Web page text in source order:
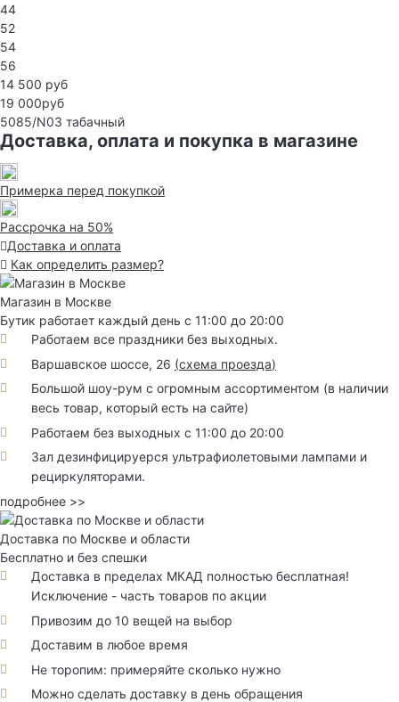
44
52
54
56
14 500 руб
19 000руб
5085/N03 табачный
Доставка, оплата и покупка в магазине
Примерка перед покупкой
Рассрочка на 50%
Доставка и оплата
Как определить размер?
Магазин в Москве
Бутик работает каждый день с 11:00 до 20:00
Работаем все праздники без выходных.
Варшавское шоссе, 26 (схема проезда)
Большой шоу-рум с огромным ассортиментом (в наличии
весь товар, который есть на сайте)
Работаем без выходных с 11:00 до 20:00
Зал дезинфицируерся ультрафиолетовыми лампами и
рециркуляторами.
подробнее >>
Доставка по Москве и области
Бесплатно и без спешки
Доставка в пределах МКАД полностью бесплатная!
Исключение - часть товаров по акции
Привозим до 10 вещей на выбор
Доставим в любое время
Не торопим: примеряйте сколько нужно
Можно сделать доставку в день обращения